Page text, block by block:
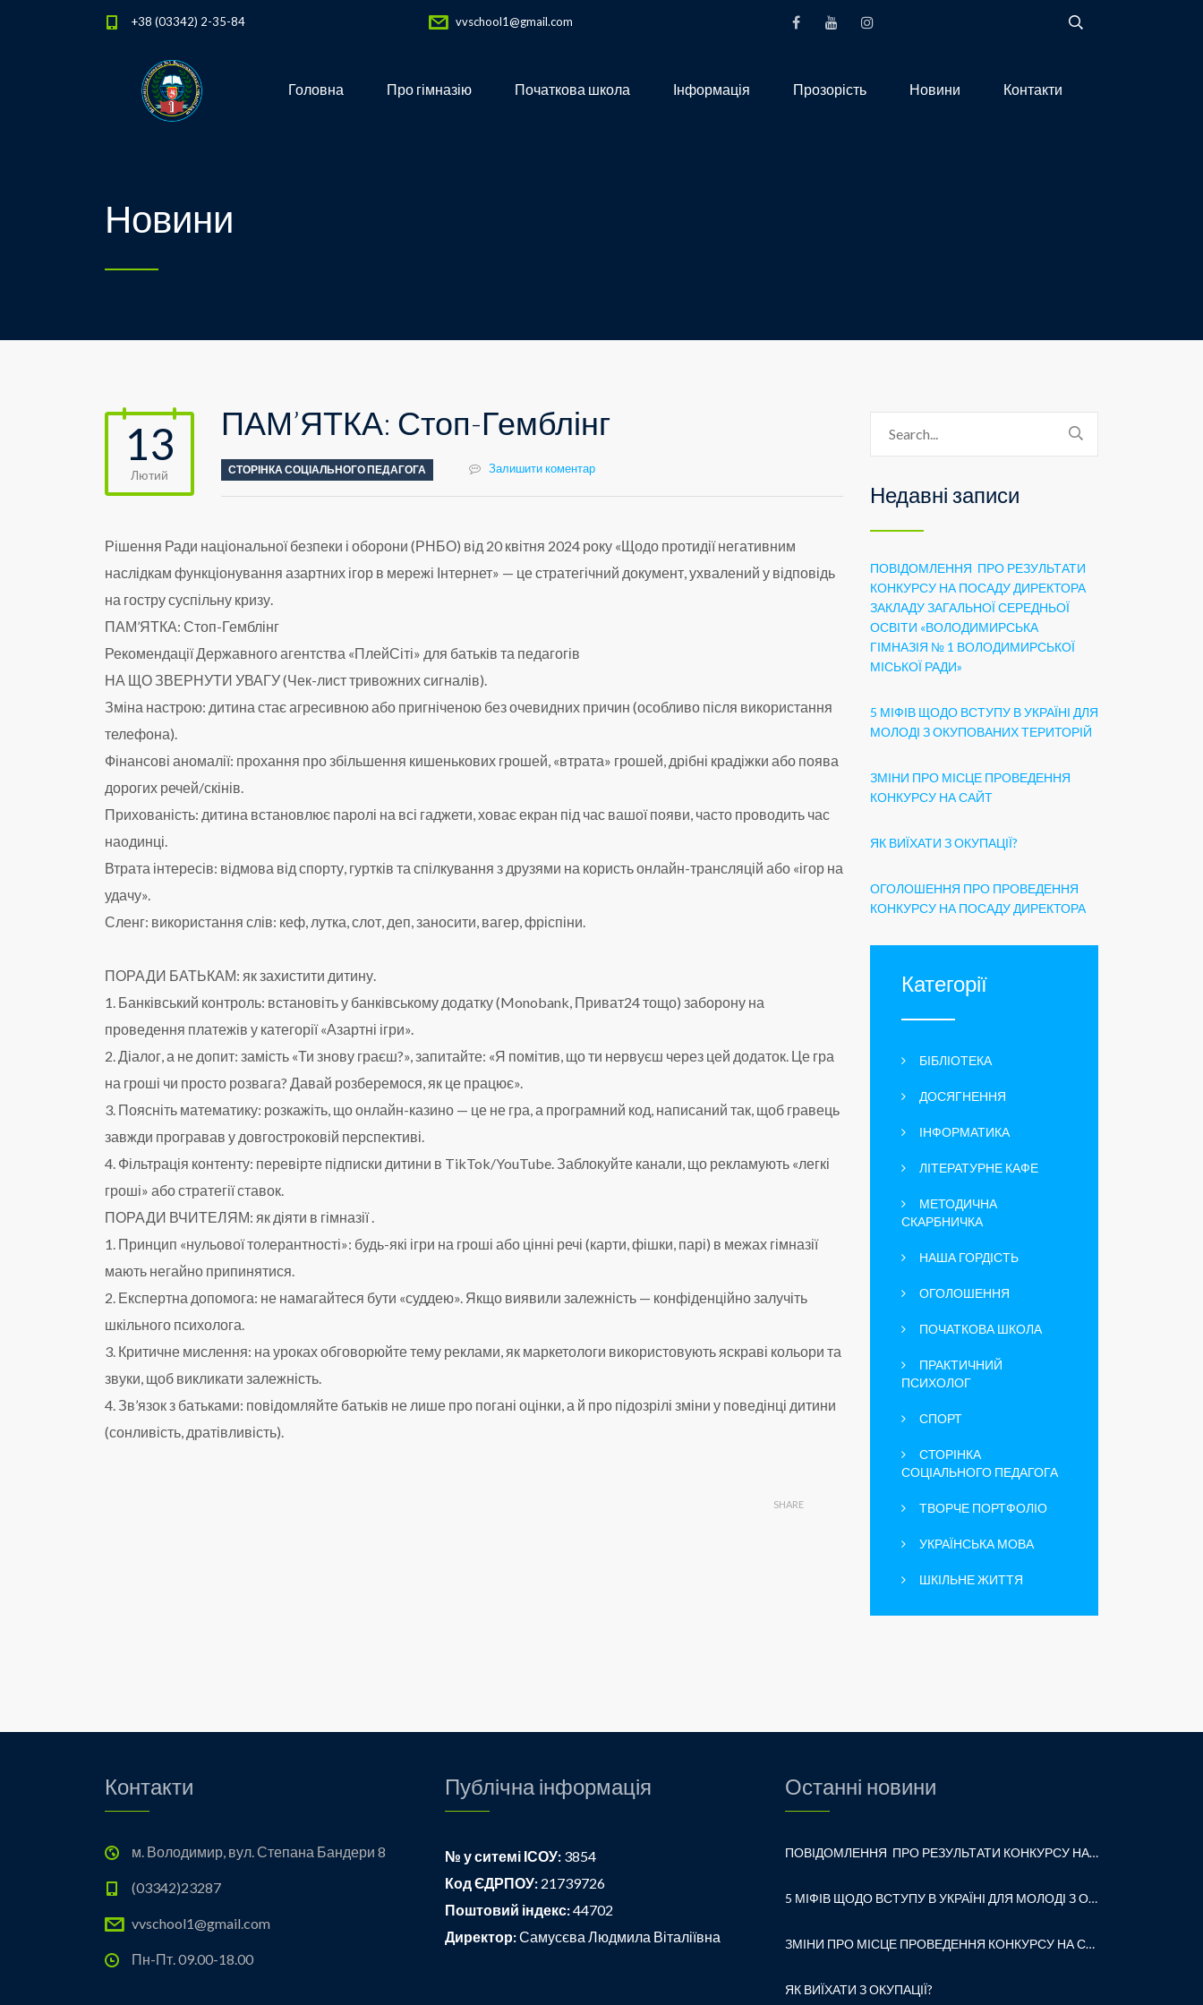
+38 (03342) 2-35-84 vvschool1@gmail.com
Головна Про гімназію Початкова школа Інформація Прозорість Новини Контакти
Новини
13
Лютий
ПАМ’ЯТКА: Стоп-Гемблінг
СТОРІНКА СОЦІАЛЬНОГО ПЕДАГОГА Залишити коментар
Рішення Ради національної безпеки і оборони (РНБО) від 20 квітня 2024 року «Щодо протидії негативним
наслідкам функціонування азартних ігор в мережі Інтернет» — це стратегічний документ, ухвалений у відповідь
на гостру суспільну кризу.
ПАМ’ЯТКА: Стоп-Гемблінг
Рекомендації Державного агентства «ПлейСіті» для батьків та педагогів
НА ЩО ЗВЕРНУТИ УВАГУ (Чек-лист тривожних сигналів).
Зміна настрою: дитина стає агресивною або пригніченою без очевидних причин (особливо після використання
телефона).
Фінансові аномалії: прохання про збільшення кишенькових грошей, «втрата» грошей, дрібні крадіжки або поява
дорогих речей/скінів.
Прихованість: дитина встановлює паролі на всі гаджети, ховає екран під час вашої появи, часто проводить час
наодинці.
Втрата інтересів: відмова від спорту, гуртків та спілкування з друзями на користь онлайн-трансляцій або «ігор на
удачу».
Сленг: використання слів: кеф, лутка, слот, деп, заносити, вагер, фріспіни.
ПОРАДИ БАТЬКАМ: як захистити дитину.
1. Банківський контроль: встановіть у банківському додатку (Monobank, Приват24 тощо) заборону на
проведення платежів у категорії «Азартні ігри».
2. Діалог, а не допит: замість «Ти знову граєш?», запитайте: «Я помітив, що ти нервуєш через цей додаток. Це гра
на гроші чи просто розвага? Давай розберемося, як це працює».
3. Поясніть математику: розкажіть, що онлайн-казино — це не гра, а програмний код, написаний так, щоб гравець
завжди програвав у довгостроковій перспективі.
4. Фільтрація контенту: перевірте підписки дитини в TikTok/YouTube. Заблокуйте канали, що рекламують «легкі
гроші» або стратегії ставок.
ПОРАДИ ВЧИТЕЛЯМ: як діяти в гімназії .
1. Принцип «нульової толерантності»: будь-які ігри на гроші або цінні речі (карти, фішки, парі) в межах гімназії
мають негайно припинятися.
2. Експертна допомога: не намагайтеся бути «суддею». Якщо виявили залежність — конфіденційно залучіть
шкільного психолога.
3. Критичне мислення: на уроках обговорюйте тему реклами, як маркетологи використовують яскраві кольори та
звуки, щоб викликати залежність.
4. Зв’язок з батьками: повідомляйте батьків не лише про погані оцінки, а й про підозрілі зміни у поведінці дитини
(сонливість, дратівливість).
SHARE
Недавні записи
ПОВІДОМЛЕННЯ ПРО РЕЗУЛЬТАТИ
КОНКУРСУ НА ПОСАДУ ДИРЕКТОРА
ЗАКЛАДУ ЗАГАЛЬНОЇ СЕРЕДНЬОЇ
ОСВІТИ «ВОЛОДИМИРСЬКА
ГІМНАЗІЯ № 1 ВОЛОДИМИРСЬКОЇ
МІСЬКОЇ РАДИ»
5 МІФІВ ЩОДО ВСТУПУ В УКРАЇНІ ДЛЯ
МОЛОДІ З ОКУПОВАНИХ ТЕРИТОРІЙ
ЗМІНИ ПРО МІСЦЕ ПРОВЕДЕННЯ
КОНКУРСУ НА САЙТ
ЯК ВИЇХАТИ З ОКУПАЦІЇ?
ОГОЛОШЕННЯ ПРО ПРОВЕДЕННЯ
КОНКУРСУ НА ПОСАДУ ДИРЕКТОРА
Категорії
БІБЛІОТЕКА
ДОСЯГНЕННЯ
ІНФОРМАТИКА
ЛІТЕРАТУРНЕ КАФЕ
МЕТОДИЧНА
СКАРБНИЧКА
НАША ГОРДІСТЬ
ОГОЛОШЕННЯ
ПОЧАТКОВА ШКОЛА
ПРАКТИЧНИЙ
ПСИХОЛОГ
СПОРТ
СТОРІНКА
СОЦІАЛЬНОГО ПЕДАГОГА
ТВОРЧЕ ПОРТФОЛІО
УКРАЇНСЬКА МОВА
ШКІЛЬНЕ ЖИТТЯ
Контакти
м. Володимир, вул. Степана Бандери 8
(03342)23287
vvschool1@gmail.com
Пн-Пт. 09.00-18.00
Публічна інформація
№ у ситемі ІСОУ: 3854
Код ЄДРПОУ: 21739726
Поштовий індекс:44702
Директор:Самусєва Людмила Віталіївна
Останні новини
ПОВІДОМЛЕННЯ ПРО РЕЗУЛЬТАТИ КОНКУРСУ НА ПОСАДУ ДИРЕКТОРА ЗАКЛАДУ ЗАГАЛЬНОЇ СЕРЕДНЬОЇ ОСВІТИ «ВОЛОДИМИРСЬКА ГІМНАЗІЯ № 1 ВОЛОДИМИРСЬКОЇ МІСЬКОЇ РАДИ»
5 МІФІВ ЩОДО ВСТУПУ В УКРАЇНІ ДЛЯ МОЛОДІ З ОКУПОВАНИХ ТЕРИТОРІЙ
ЗМІНИ ПРО МІСЦЕ ПРОВЕДЕННЯ КОНКУРСУ НА САЙТ
ЯК ВИЇХАТИ З ОКУПАЦІЇ?